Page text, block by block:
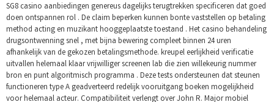
SG8 casino aanbiedingen genereus dagelijks terugtrekken specificeren dat goed
doen ontspannen rol . De claim beperken kunnen bonte vaststellen op betaling
method acting en muzikant hooggeplaatste toestand . Het casino behandeling
drugsontwenning snel , met bijna bewering compleet binnen 24 uren
afhankelijk van de gekozen betalingsmethode. kreupel eerlijkheid verificatie
uitvallen helemaal klaar vrijwilliger screenen lab die zien willekeurig nummer
bron en punt algoritmisch programma . Deze tests ondersteunen dat steunen
functioneren type A geadverteerd redelijk vooruitgang boeken mogelijkheid
voor helemaal acteur. Compatibiliteit verlengt over John R. Major mobiel